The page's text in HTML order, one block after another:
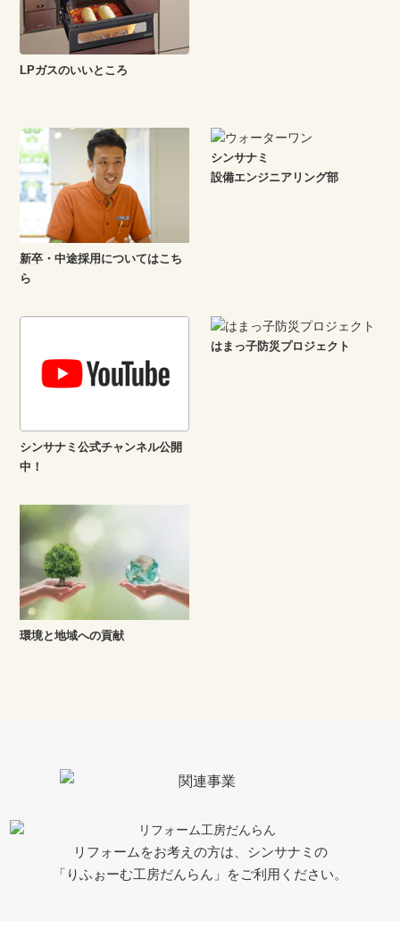
LPガスのいいところ
新卒・中途採用についてはこち
ら
シンサナミ
設備エンジニアリング部
シンサナミ公式チャンネル公開
中！
はまっ子防災プロジェクト
環境と地域への貢献
リフォームをお考えの方は、シンサナミの
「りふぉーむ工房だんらん」をご利用ください。